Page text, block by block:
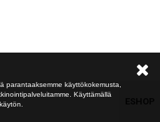
parantaaksemme käyttökokemusta,
Käyttämällä